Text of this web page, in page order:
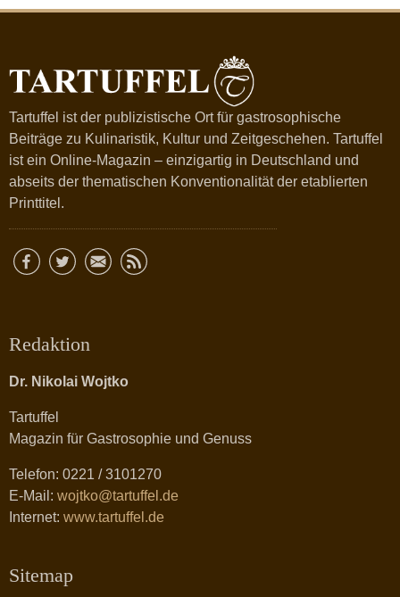
Tartuffel ist der publizistische Ort für gastrosophische
Beiträge zu Kulinaristik, Kultur und Zeitgeschehen. Tartuffel
ist ein Online-Magazin – einzigartig in Deutschland und
abseits der thematischen Konventionalität der etablierten
Printtitel.
Redaktion
Dr. Nikolai Wojtko
Tartuffel
Magazin für Gastrosophie und Genuss
Telefon: 0221 / 3101270
E-Mail: wojtko@tartuffel.de
Internet: www.tartuffel.de
Sitemap